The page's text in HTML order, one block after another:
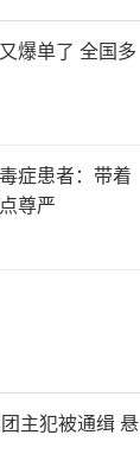
爆单了 全国多
症患者：带着
尊严
主犯被通缉 悬